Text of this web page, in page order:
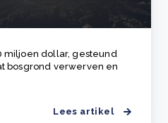
miljoen dollar, gesteund
bosgrond verwerven en
Lees artikel